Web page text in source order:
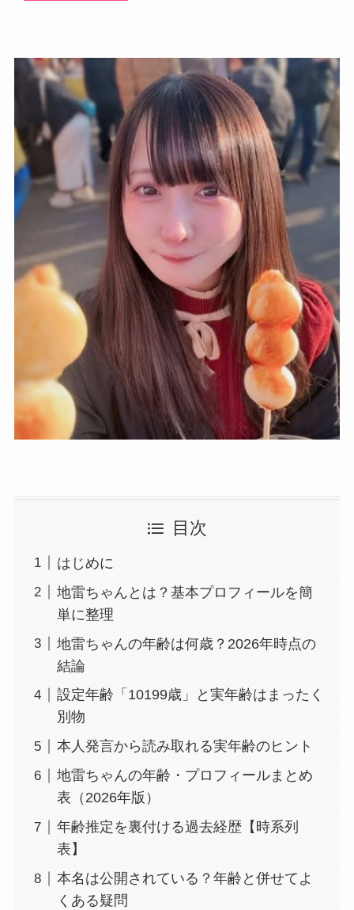
目次
はじめに
地雷ちゃんとは？基本プロフィールを簡
単に整理
地雷ちゃんの年齢は何歳？2026年時点の
結論
設定年齢「10199歳」と実年齢はまったく
別物
本人発言から読み取れる実年齢のヒント
地雷ちゃんの年齢・プロフィールまとめ
表（2026年版）
年齢推定を裏付ける過去経歴【時系列
表】
本名は公開されている？年齢と併せてよ
くある疑問